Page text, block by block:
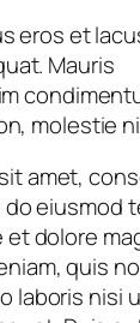
eros et
Mauris
molestie
amet,
eiusmod
dolore
quis
laboris nisi